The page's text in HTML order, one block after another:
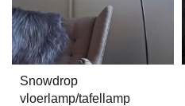
Snowdrop
vloerlamp/tafellamp